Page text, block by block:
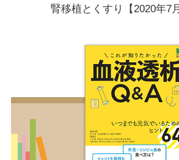
腎移植とくすり【2020年7